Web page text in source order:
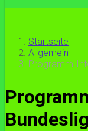
Startseite
Allgemein
Programm-